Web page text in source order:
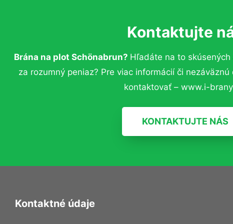
Kontaktujte
Brána na plot Schönabrun? Hľadáte na to
za rozumný peniaz? Pre viac informácií či
kontaktovať – www.i-
KONTAKTUJTE NÁS
Kontaktné údaje